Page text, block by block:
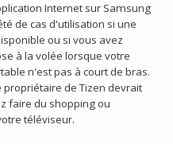
Internet sur Samsung
de cas d'utilisation si une
ou si vous avez
à la volée lorsque votre
n'est pas à court de bras.
de Tizen devrait
faire du shopping ou
téléviseur.